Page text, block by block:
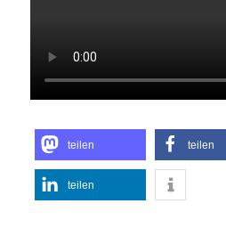
teilen teilen
teilen